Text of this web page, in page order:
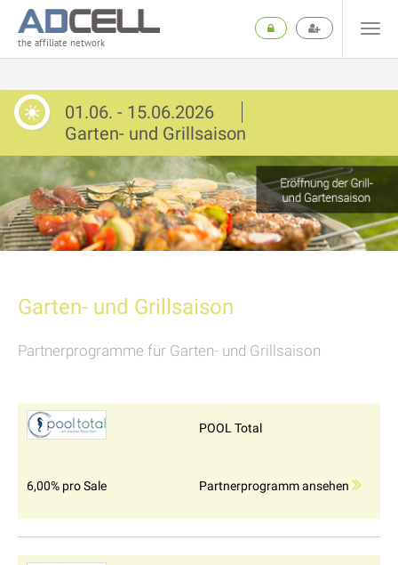
the affiliate network
01.06. - 15.06.2026
Garten- und Grillsaison
Garten- und Grillsaison
Partnerprogramme für Garten- und Grillsaison
POOL Total
6,00% pro Sale Partnerprogramm ansehen